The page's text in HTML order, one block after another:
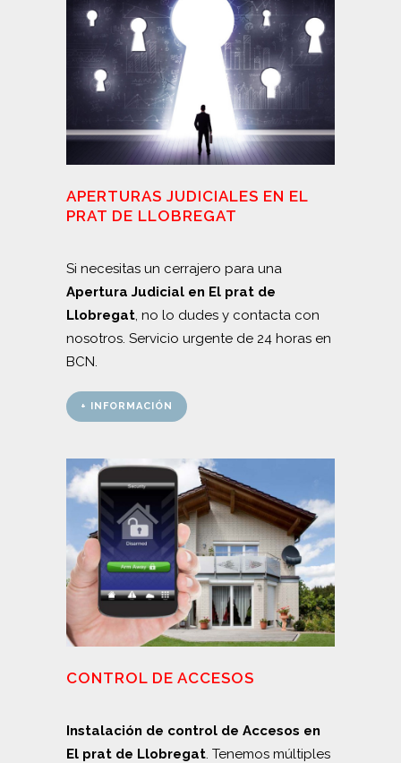
APERTURAS JUDICIALES EN EL
PRAT DE LLOBREGAT
Si necesitas un cerrajero para una
Apertura Judicial en El prat de
Llobregat , no lo dudes y contacta con
nosotros. Servicio urgente de 24 horas en
BCN.
+ INFORMACIÓN
CONTROL DE ACCESOS
Instalación de control de Accesos en
El prat de Llobregat . Tenemos múltiples